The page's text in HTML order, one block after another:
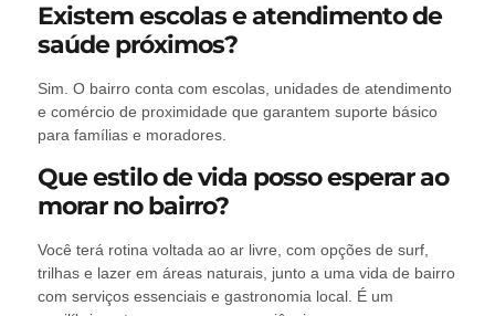
Existem escolas e atendimento de
saúde próximos?
Sim. O bairro conta com escolas, unidades de atendimento
e comércio de proximidade que garantem suporte básico
para famílias e moradores.
Que estilo de vida posso esperar ao
morar no bairro?
Você terá rotina voltada ao ar livre, com opções de surf,
trilhas e lazer em áreas naturais, junto a uma vida de bairro
com serviços essenciais e gastronomia local. É um